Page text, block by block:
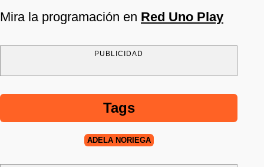
Mira la programación en Red Uno Play
PUBLICIDAD
Tags
ADELA NORIEGA